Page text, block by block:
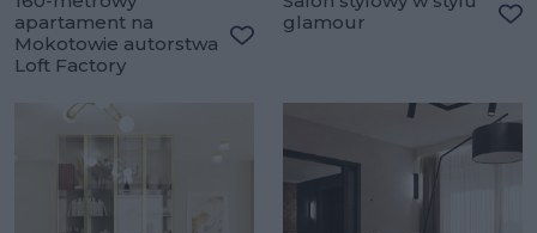
apartament na
Mokotowie autorstwa
Loft Factory
glamour